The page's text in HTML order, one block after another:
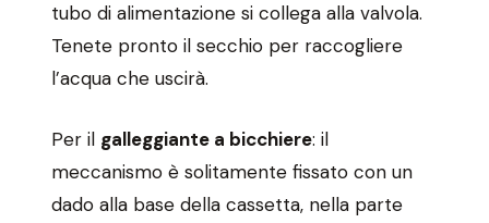
tubo di alimentazione si collega alla valvola.
Tenete pronto il secchio per raccogliere
l’acqua che uscirà.
Per il galleggiante a bicchiere: il
meccanismo è solitamente fissato con un
dado alla base della cassetta, nella parte